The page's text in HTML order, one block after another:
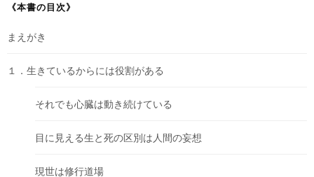
《本書の目次》
まえがき
１．生きているからには役割がある
それでも心臓は動き続けている
目に見える生と死の区別は人間の妄想
現世は修行道場